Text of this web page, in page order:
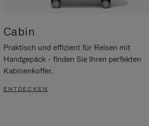
Cabin
Praktisch und effizient für Reisen mit
Handgepäck - finden Sie Ihren perfekten
Kabinenkoffer.
ENTDECKEN